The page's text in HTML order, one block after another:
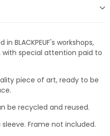
BLACKPEUF's workshops,
special attention paid to
piece of art, ready to be
be recycled and reused.
Frame not included.